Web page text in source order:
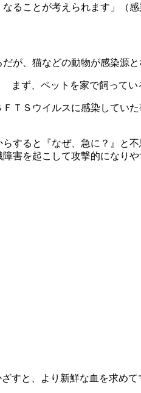
ることが考えられます」（感
が、猫などの動物が感染源と
ず、ペットを家で飼ってい
ＴＳウイルスに感染してい
すると『なぜ、急に？』と
害を起こして攻撃的になりや
すと、より新鮮な血を求め